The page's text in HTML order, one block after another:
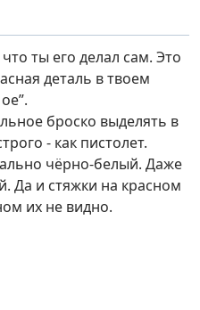
ты его делал сам. Это
деталь в твоем
броско выделять в
- как пистолет.
чёрно-белый. Даже
Да и стяжки на красном
их не видно.